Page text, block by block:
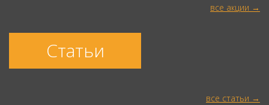
все акции
Статьи
все статьи